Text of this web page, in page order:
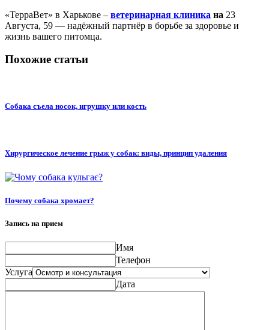
«ТерраВет» в Харькове – ветеринарная клиника на 23
Августа, 59 — надёжный партнёр в борьбе за здоровье и
жизнь вашего питомца.
Похожие статьи
Собака съела носок, игрушку или кость
Хирургическое лечение грыж у собак: виды, принцип удаления
Почему собака хромает?
Запись на прием
Имя
Телефон
Услуга
Дата